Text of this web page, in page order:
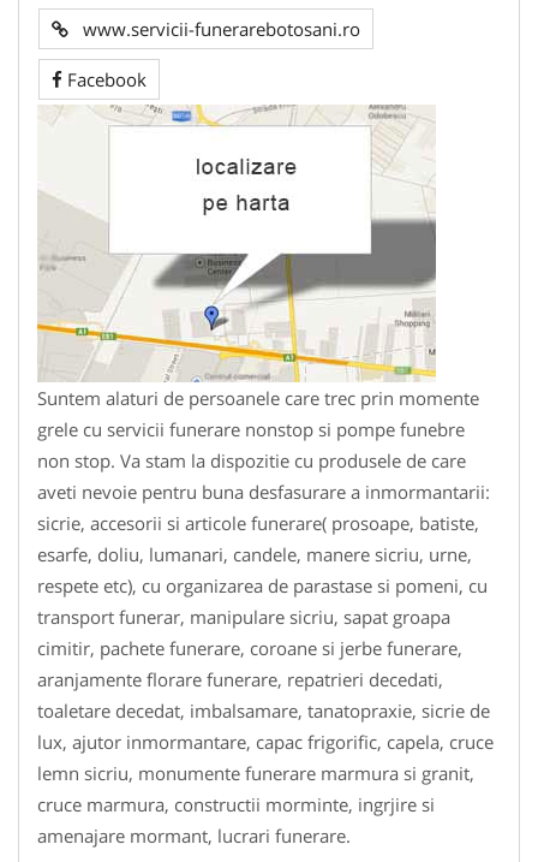
www.servicii-funerarebotosani.ro
Facebook
Suntem alaturi de persoanele care trec prin momente
grele cu servicii funerare nonstop si pompe funebre
non stop. Va stam la dispozitie cu produsele de care
aveti nevoie pentru buna desfasurare a inmormantarii:
sicrie, accesorii si articole funerare( prosoape, batiste,
esarfe, doliu, lumanari, candele, manere sicriu, urne,
respete etc), cu organizarea de parastase si pomeni, cu
transport funerar, manipulare sicriu, sapat groapa
cimitir, pachete funerare, coroane si jerbe funerare,
aranjamente florare funerare, repatrieri decedati,
toaletare decedat, imbalsamare, tanatopraxie, sicrie de
lux, ajutor inmormantare, capac frigorific, capela, cruce
lemn sicriu, monumente funerare marmura si granit,
cruce marmura, constructii morminte, ingrjire si
amenajare mormant, lucrari funerare.